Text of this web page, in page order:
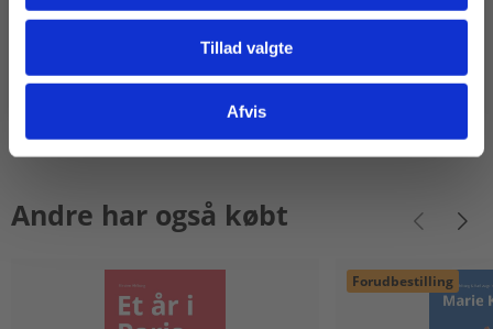
Tillad valgte
Afvis
Andre har også købt
Forudbestilling
Gå til praxisOnline